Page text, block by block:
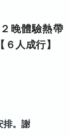
晚體驗熱帶
人成行】
排。謝